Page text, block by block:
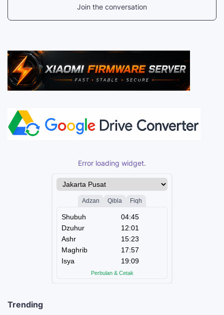
Join the conversation
Error loading widget.
Trending